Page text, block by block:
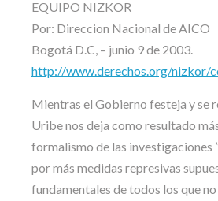
EQUIPO NIZKOR
Por: Direccion Nacional de AICO
Bogotá D.C, – junio 9 de 2003.
http://www.derechos.org/nizkor/
Mientras el Gobierno festeja y se
Uribe nos deja como resultado
formalismo de las investigaciones
por más medidas represivas
fundamentales de todos los que